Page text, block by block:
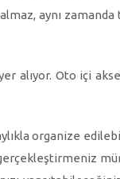
aynı
alıyor. Oto içi
organize